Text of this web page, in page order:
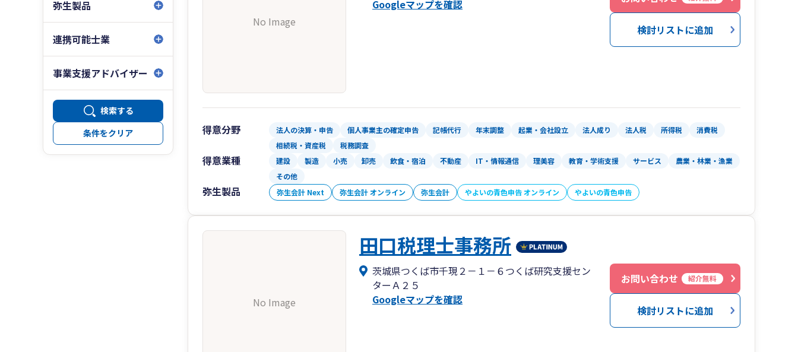
弥生製品
連携可能士業
事業支援アドバイザー
検索する
条件をクリア
No Image
Googleマップを確認
検討リストに追加
得意分野 法人の決算・申告 個人事業主の確定申告 記帳代行 年末調整 起業・会社設立 法人成り 法人税 所得税
消費税
相続税・資産税
税務調査
得意業種 建設 製造 小売 卸売 飲食・宿泊 不動産 IT・情報通信 理美容 教育・学術支援 サービス
農業・林業・漁業
その他
弥生製品 弥生会計 Next 弥生会計 オンライン 弥生会計 やよいの青色申告 オンライン やよいの青色申告
No Image
田口税理士事務所
茨城県つくば市千現２－１－６つくば研究支援セン
ターＡ２５
Googleマップを確認
お問い合わせ 紹介無料
検討リストに追加